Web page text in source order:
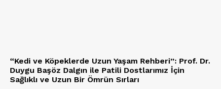
“Kedi ve Köpeklerde Uzun Yaşam Rehberi”: Prof. Dr.
Duygu Başöz Dalgın ile Patili Dostlarımız İçin
Sağlıklı ve Uzun Bir Ömrün Sırları